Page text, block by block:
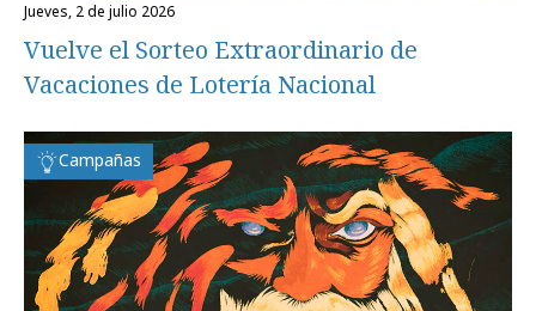
jueves, 2 de julio 2026
Vuelve el Sorteo Extraordinario de
Vacaciones de Lotería Nacional
Campañas